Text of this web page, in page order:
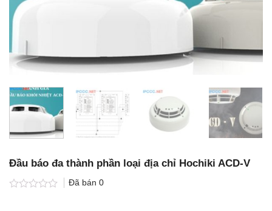
Đầu báo đa thành phần loại địa chỉ Hochiki ACD-V
Đã bán 0